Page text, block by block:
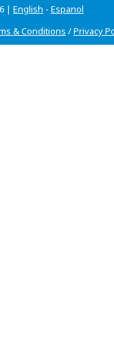
| English - Espanol
& Conditions /Privacy